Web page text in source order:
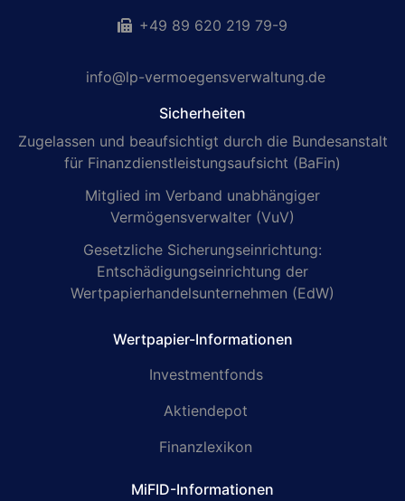
+49 89 620 219 79-9
info@lp-vermoegensverwaltung.de
Sicherheiten
Zugelassen und beaufsichtigt durch die Bundesanstalt
für Finanzdienstleistungsaufsicht (BaFin)
Mitglied im Verband unabhängiger
Vermögensverwalter (VuV)
Gesetzliche Sicherungseinrichtung:
Entschädigungseinrichtung der
Wertpapierhandelsunternehmen (EdW)
Wertpapier-Informationen
Investmentfonds
Aktiendepot
Finanzlexikon
MiFID-Informationen